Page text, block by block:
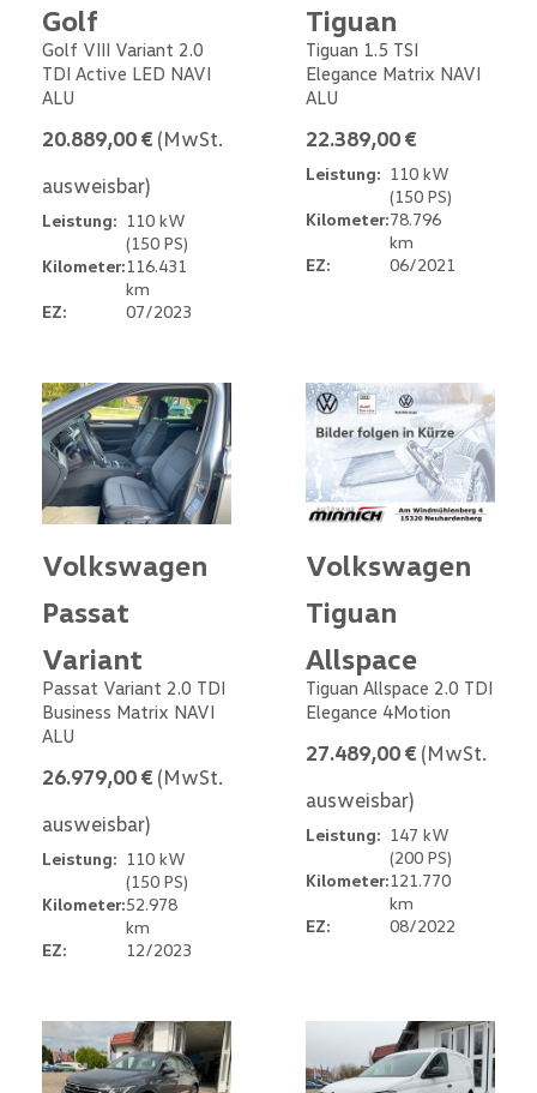
Golf
Golf VIII Variant 2.0
TDI Active LED NAVI
ALU
20.889,00 € (MwSt.
ausweisbar)
Leistung: 110 kW
(150 PS)
Kilometer:116.431
km
EZ:
07/2023
Tiguan
Tiguan 1.5 TSI
Elegance Matrix NAVI
ALU
22.389,00 €
Leistung: 110 kW
(150 PS)
Kilometer:78.796
km
EZ:
06/2021
Volkswagen
Passat
Variant
Passat Variant 2.0 TDI
Business Matrix NAVI
ALU
26.979,00 € (MwSt.
ausweisbar)
Leistung: 110 kW
(150 PS)
Kilometer:52.978
km
EZ:
12/2023
Volkswagen
Tiguan
Allspace
Tiguan Allspace 2.0 TDI
Elegance 4Motion
27.489,00 € (MwSt.
ausweisbar)
Leistung: 147 kW
(200 PS)
Kilometer:121.770
km
EZ:
08/2022